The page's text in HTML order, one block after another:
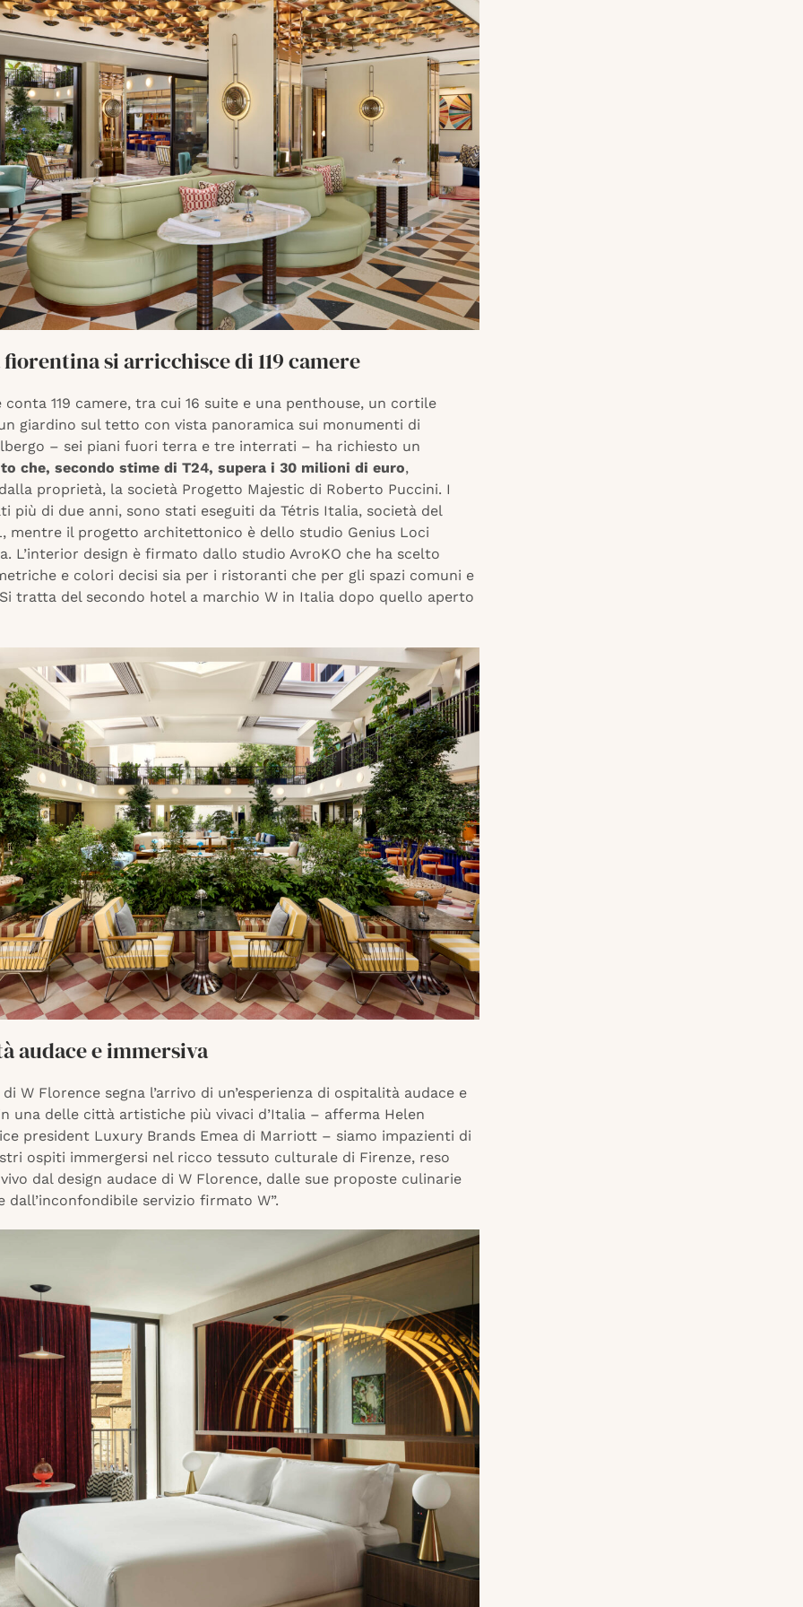
fiorentina si arricchisce di 119 camere
conta 119 camere, tra cui 16 suite e una penthouse, un cortile
giardino sul tetto con vista panoramica sui monumenti di
– sei piani fuori terra e tre interrati – ha richiesto un
che, secondo stime di T24, supera i 30 milioni di euro,
proprietà, la società Progetto Majestic di Roberto Puccini. I
più di due anni, sono stati eseguiti da Tétris Italia, società del
mentre il progetto architettonico è dello studio Genius Loci
L’interior design è firmato dallo studio AvroKO che ha scelto
e colori decisi sia per i ristoranti che per gli spazi comuni e
tratta del secondo hotel a marchio W in Italia dopo quello aperto
audace e immersiva
di W Florence segna l’arrivo di un’esperienza di ospitalità audace e
una delle città artistiche più vivaci d’Italia – afferma Helen
president Luxury Brands Emea di Marriott – siamo impazienti di
ospiti immergersi nel ricco tessuto culturale di Firenze, reso
dal design audace di W Florence, dalle sue proposte culinarie
dall’inconfondibile servizio firmato W”.